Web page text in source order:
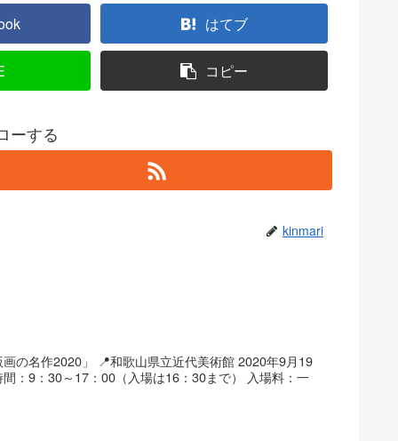
はてブ
コピー
ーする
kinmari
の名作2020」 📍和歌山県立近代美術館 2020年9月19
：9：30～17：00（入場は16：30まで） 入場料：一